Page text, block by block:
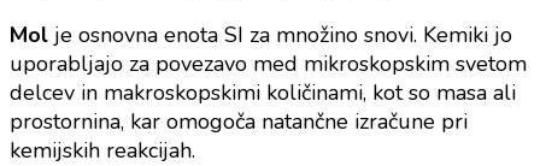
Mol je osnovna enota SI za množino snovi. Kemiki jo
uporabljajo za povezavo med mikroskopskim svetom
delcev in makroskopskimi količinami, kot so masa ali
prostornina, kar omogoča natančne izračune pri
kemijskih reakcijah.